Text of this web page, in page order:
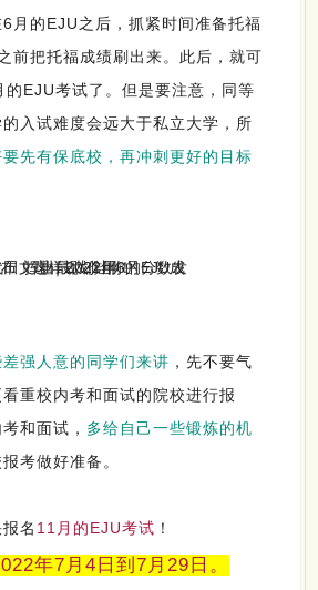
6月的EJU之后，抓紧时间准备托福
前把托福成绩刷出来。此后，就可
的EJU考试了。但是要注意，同等
入试难度会远大于私立大学，所
要先有保底校，再冲刺更好的目标
强人意的同学们来讲 ，先不要气
重校内考和面试的院校进行报
和面试， 多给自己一些锻炼的机
考做好准备。
名 11月的EJU考试 ！
年7月4日到7月29日。